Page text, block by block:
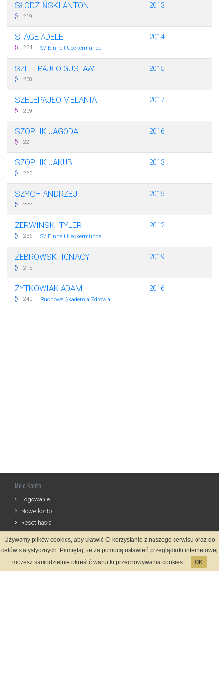
SŁODZIŃSKI ANTONI
219
2013
STAGE ADELE
234 · SV Einheit Ueckermünde
2014
SZELEPAJŁO GUSTAW
208
2015
SZELEPAJŁO MELANIA
209
2017
SZOPLIK JAGODA
221
2016
SZOPLIK JAKUB
220
2013
SZYCH ANDRZEJ
222
2015
ZERWINSKI TYLER
236 · SV Einheit Ueckermünde
2012
ŻEBROWSKI IGNACY
215
2019
ŻYTKOWIAK ADAM
240 · Ruchowa Akademia Zdrowia
2016
Moje Konto
Logowanie
Nowe konto
Reset hasła
Informacje
Regulamin
Używamy plików cookies, aby ułatwić Ci korzystanie z naszego serwisu oraz do
celów statystycznych. Pamiętaj, że za pomocą ustawień przeglądarki internetowej
możesz samodzielnie określić warunki przechowywania cookies.
OK